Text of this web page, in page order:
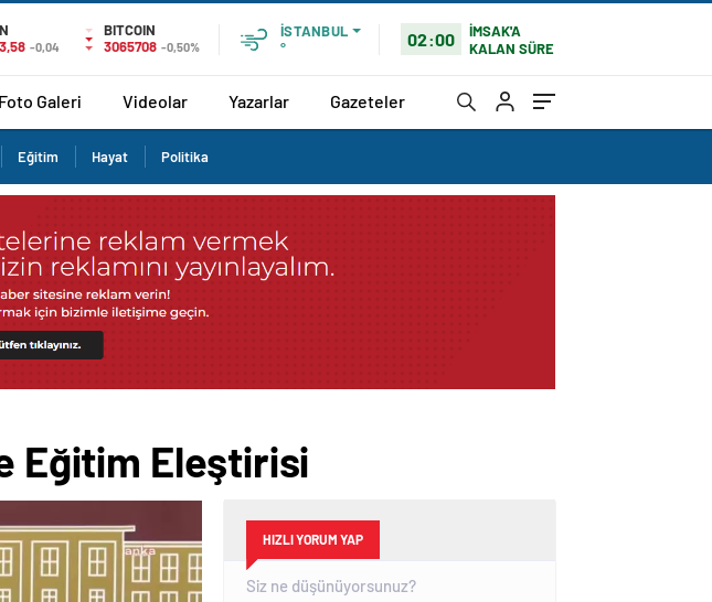
-0,04
BITCOIN
3065708 -0,50%
İSTANBUL
°
02:00
İMSAK'A
KALAN SÜRE
Foto Galeri Videolar Yazarlar Gazeteler
Eğitim Hayat Politika
Eğitim Eleştirisi
HIZLI YORUM YAP